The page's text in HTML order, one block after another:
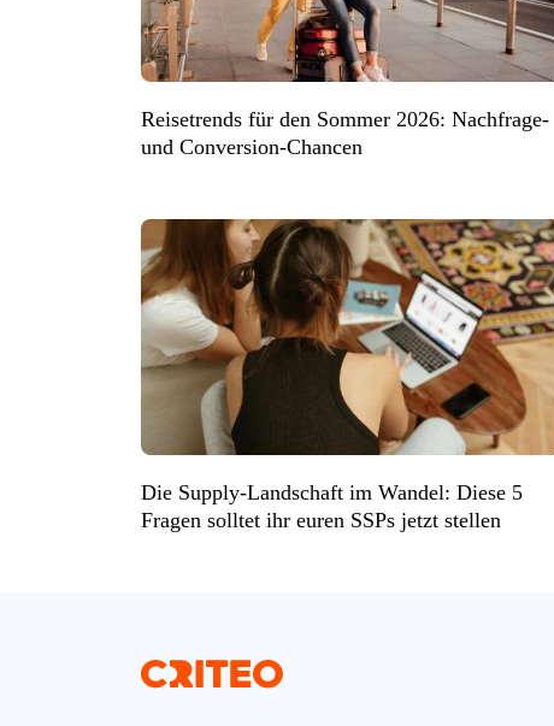
Reisetrends für den Sommer 2026: Nachfrage-
und Conversion-Chancen
Die Supply-Landschaft im Wandel: Diese 5
Fragen solltet ihr euren SSPs jetzt stellen